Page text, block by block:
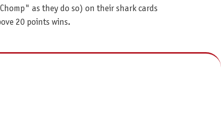
as they do so) on their shark cards
20 points wins.